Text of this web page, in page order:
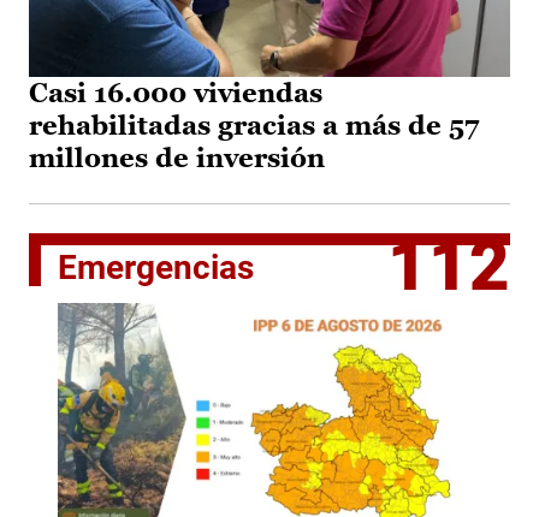
Casi 16.000 viviendas
rehabilitadas gracias a más de 57
millones de inversión
Emergencias 112